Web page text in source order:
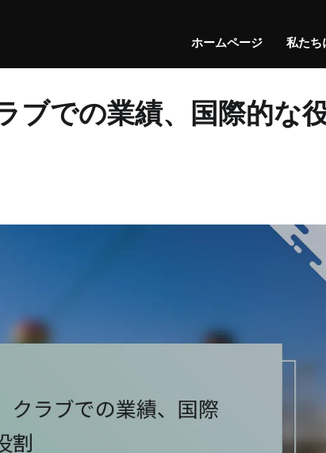
ホームページ 私たち
ブでの業績、国際的な